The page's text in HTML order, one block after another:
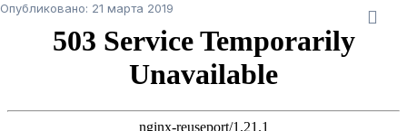
Опубликовано: 21 марта 2019